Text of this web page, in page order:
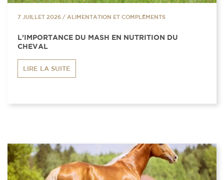
7 JUILLET 2026 / ALIMENTATION ET COMPLÉMENTS
L’IMPORTANCE DU MASH EN NUTRITION DU
CHEVAL
LIRE LA SUITE